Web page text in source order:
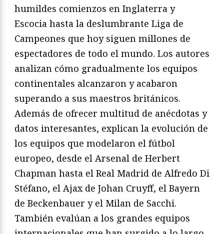
humildes comienzos en Inglaterra y
Escocia hasta la deslumbrante Liga de
Campeones que hoy siguen millones de
espectadores de todo el mundo. Los autores
analizan cómo gradualmente los equipos
continentales alcanzaron y acabaron
superando a sus maestros británicos.
Además de ofrecer multitud de anécdotas y
datos interesantes, explican la evolución de
los equipos que modelaron el fútbol
europeo, desde el Arsenal de Herbert
Chapman hasta el Real Madrid de Alfredo Di
Stéfano, el Ajax de Johan Cruyff, el Bayern
de Beckenbauer y el Milan de Sacchi.
También evalúan a los grandes equipos